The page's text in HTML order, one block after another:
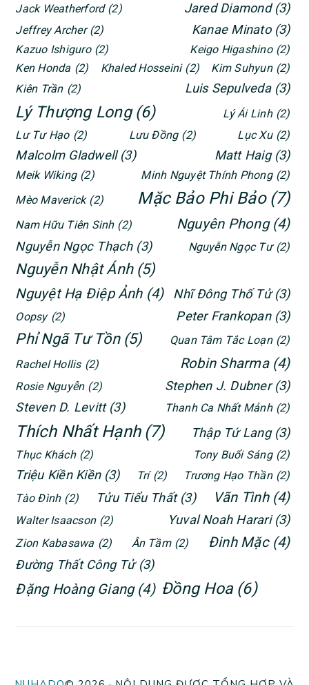
Jack Weatherford (2) Jared Diamond (3)
Jeffrey Archer (2) Kanae Minato (3)
Kazuo Ishiguro (2) Keigo Higashino (2)
Ken Honda (2) Khaled Hosseini (2) Kim Suhyun (2)
Kiên Trần (2) Luis Sepulveda (3)
Lý Thượng Long (6) Lý Ái Linh (2)
Lư Tư Hạo (2) Lưu Đồng (2) Lục Xu (2)
Malcolm Gladwell (3) Matt Haig (3)
Meik Wiking (2) Minh Nguyệt Thính Phong (2)
Mèo Maverick (2) Mặc Bảo Phi Bảo (7)
Nam Hữu Tiên Sinh (2) Nguyên Phong (4)
Nguyễn Ngọc Thạch (3) Nguyễn Ngọc Tư (2)
Nguyễn Nhật Ánh (5)
Nguyệt Hạ Điệp Ảnh (4) Nhĩ Đông Thố Tử (3)
Oopsy (2) Peter Frankopan (3)
Phỉ Ngã Tư Tồn (5) Quan Tâm Tắc Loạn (2)
Rachel Hollis (2) Robin Sharma (4)
Rosie Nguyễn (2) Stephen J. Dubner (3)
Steven D. Levitt (3) Thanh Ca Nhất Mảnh (2)
Thích Nhất Hạnh (7) Thập Tứ Lang (3)
Thục Khách (2) Tony Buổi Sáng (2)
Triệu Kiền Kiền (3) Trí (2) Trương Hạo Thần (2)
Tào Đình (2) Tửu Tiểu Thất (3) Vãn Tình (4)
Walter Isaacson (2) Yuval Noah Harari (3)
Zion Kabasawa (2) Ân Tầm (2) Đinh Mặc (4)
Đường Thất Công Tử (3)
Đặng Hoàng Giang (4) Đồng Hoa (6)